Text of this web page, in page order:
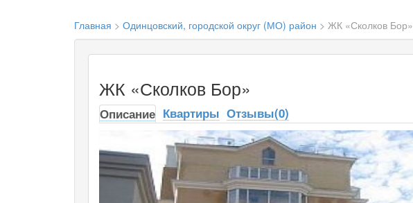
Главная > Одинцовский, городской округ (МО) район > ЖК «Сколков Бор»
ЖК «Сколков Бор»
Описание Квартиры Отзывы(0)